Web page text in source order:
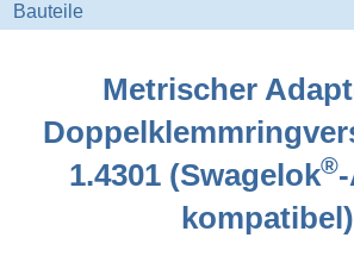
Bauteile
Metrischer
1.4301 (Swagelok®
kompatibel)